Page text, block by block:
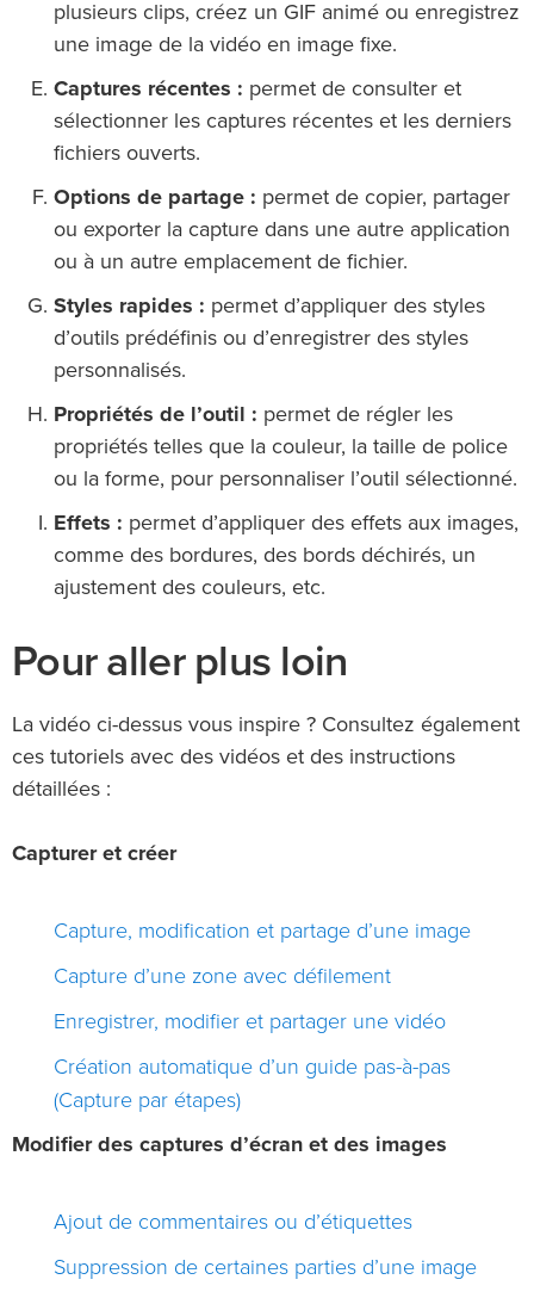
plusieurs clips, créez un GIF animé ou enregistrez
une image de la vidéo en image fixe.
Captures récentes : permet de consulter et
sélectionner les captures récentes et les derniers
fichiers ouverts.
Options de partage : permet de copier, partager
ou exporter la capture dans une autre application
ou à un autre emplacement de fichier.
Styles rapides : permet d’appliquer des styles
d’outils prédéfinis ou d’enregistrer des styles
personnalisés.
Propriétés de l’outil : permet de régler les
propriétés telles que la couleur, la taille de police
ou la forme, pour personnaliser l’outil sélectionné.
Effets : permet d’appliquer des effets aux images,
comme des bordures, des bords déchirés, un
ajustement des couleurs, etc.
Pour aller plus loin
La vidéo ci-dessus vous inspire ? Consultez également
ces tutoriels avec des vidéos et des instructions
détaillées :
Capturer et créer
Capture, modification et partage d’une image
Capture d’une zone avec défilement
Enregistrer, modifier et partager une vidéo
Création automatique d’un guide pas-à-pas
(Capture par étapes)
Modifier des captures d’écran et des images
Ajout de commentaires ou d’étiquettes
Suppression de certaines parties d’une image